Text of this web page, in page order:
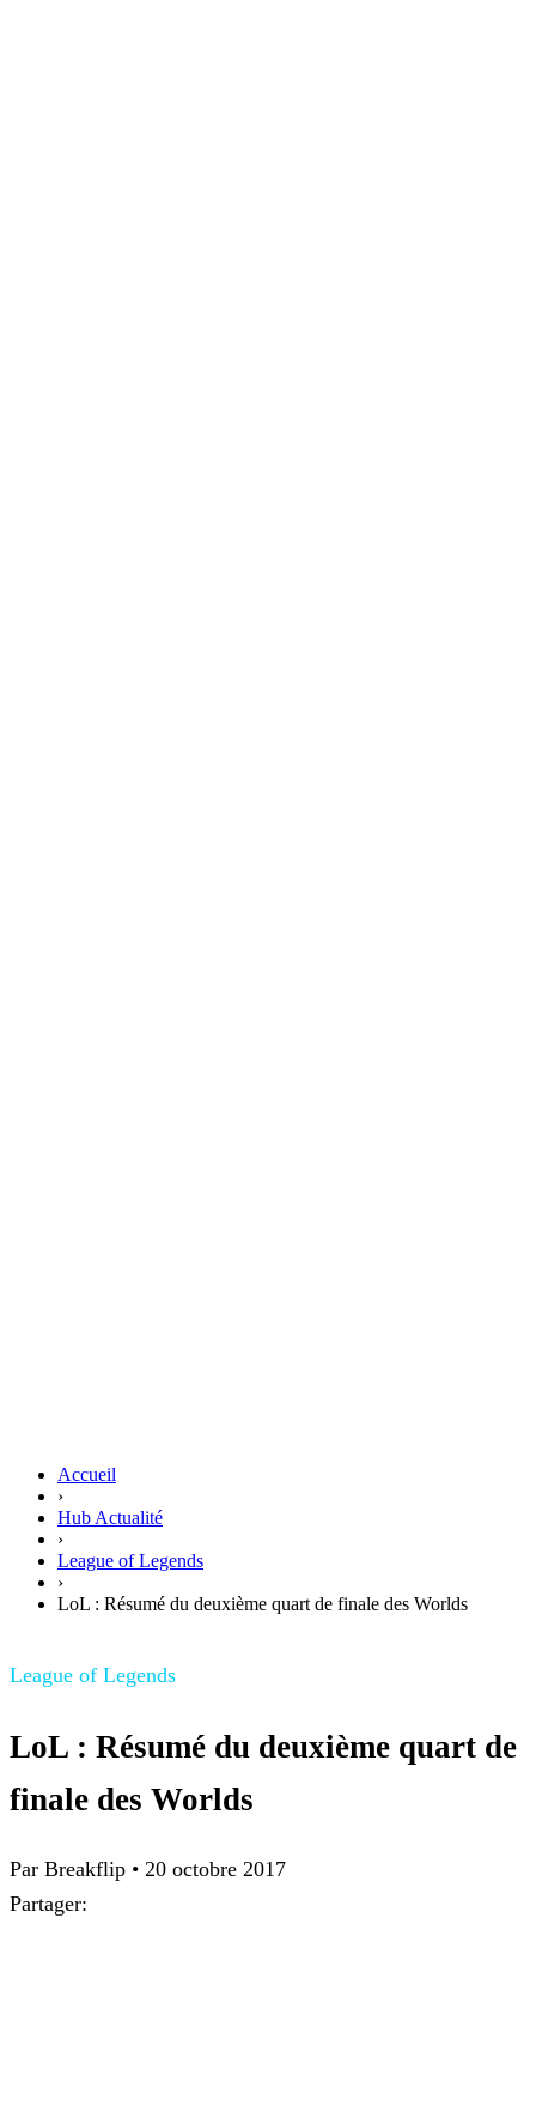
Accueil
›
Hub Actualité
›
League of Legends
›
LoL : Résumé du deuxième quart de finale des Worlds
League of Legends
LoL : Résumé du deuxième quart de
finale des Worlds
Par Breakflip • 20 octobre 2017
Partager: